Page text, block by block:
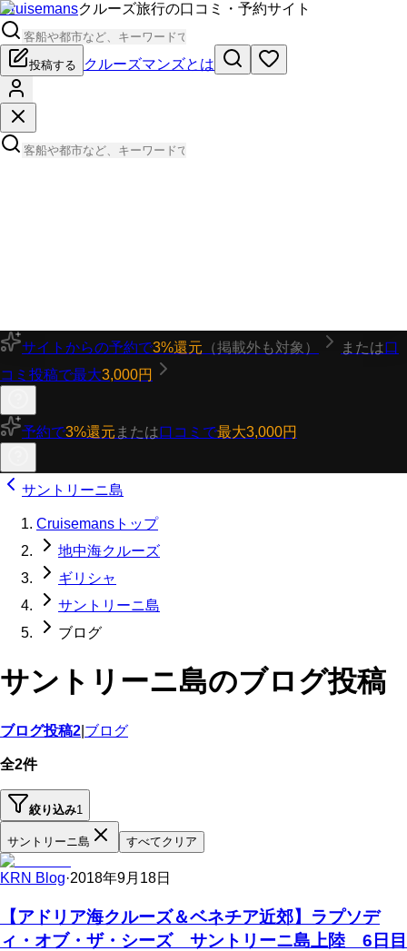
Cruisemansクルーズ旅行の口コミ・予約サイト
投稿する クルーズマンズとは
サイトからの予約で3%還元 （掲載外も対象） または口
コミ投稿で最大3,000円
予約で3%還元 または口コミで最大3,000円
サントリーニ島
Cruisemansトップ
地中海クルーズ
ギリシャ
サントリーニ島
ブログ
サントリーニ島のブログ投稿
ブログ投稿2 ブログ
全2件
絞り込み1
サントリーニ島 すべてクリア
KRN Blog·2018年9月18日
【アドリア海クルーズ＆ベネチア近郊】ラプソデ
ィ・オブ・ザ・シーズ サントリーニ島上陸 6日目